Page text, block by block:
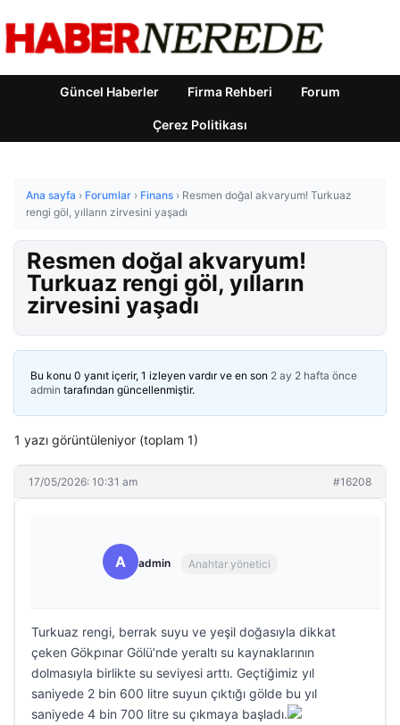
Güncel Haberler Firma Rehberi Forum
Çerez Politikası
Ana sayfa › Forumlar › Finans › Resmen doğal akvaryum! Turkuaz
rengi göl, yılların zirvesini yaşadı
Resmen doğal akvaryum!
Turkuaz rengi göl, yılların
zirvesini yaşadı
Bu konu 0 yanıt içerir, 1 izleyen vardır ve en son 2 ay 2 hafta önce
admin tarafından güncellenmiştir.
1 yazı görüntüleniyor (toplam 1)
17/05/2026: 10:31 am #16208
A admin Anahtar yönetici
Turkuaz rengi, berrak suyu ve yeşil doğasıyla dikkat
çeken Gökpınar Gölü’nde yeraltı su kaynaklarının
dolmasıyla birlikte su seviyesi arttı. Geçtiğimiz yıl
saniyede 2 bin 600 litre suyun çıktığı gölde bu yıl
saniyede 4 bin 700 litre su çıkmaya başladı.